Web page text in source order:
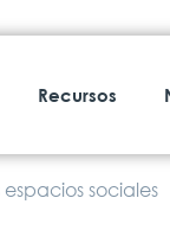
Recursos
sociales